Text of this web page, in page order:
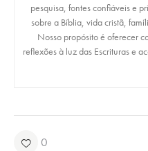
pesquisa, fontes confiáveis e
sobre a Bíblia, vida cristã,
Nosso propósito é oferecer
reflexões à luz das Escrituras e
0